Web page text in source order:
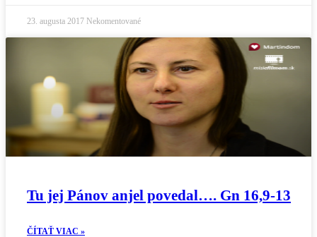
23. augusta 2017 Nekomentované
Tu jej Pánov anjel povedal…. Gn 16,9-13
ČÍTAŤ VIAC »